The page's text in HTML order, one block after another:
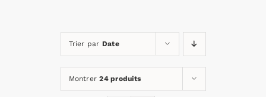
Trier par Date
Montrer24 produits